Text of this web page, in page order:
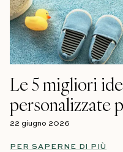
Le 5 migliori
personalizzate
22 giugno 2026
PER SAPERNE DI PIÙ